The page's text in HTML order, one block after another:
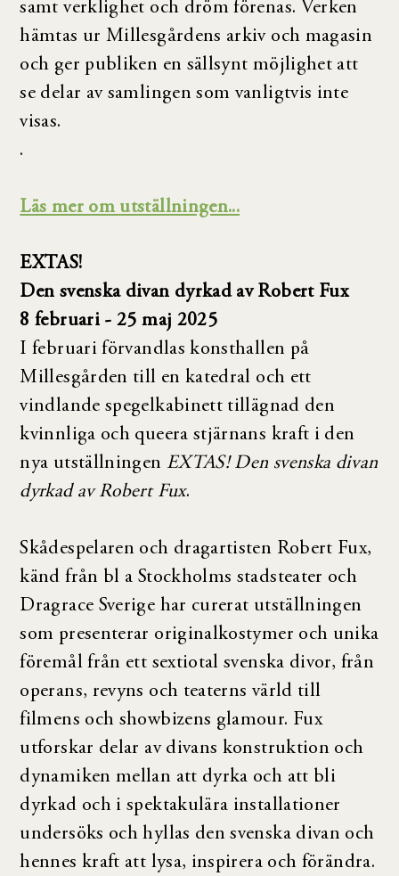
samt verklighet och dröm förenas. Verken
hämtas ur Millesgårdens arkiv och magasin
och ger publiken en sällsynt möjlighet att
se delar av samlingen som vanligtvis inte
visas.
.
Läs mer om utställningen...
EXTAS!
Den svenska divan dyrkad av Robert Fux
8 februari - 25 maj 2025
I februari förvandlas konsthallen på
Millesgården till en katedral och ett
vindlande spegelkabinett tillägnad den
kvinnliga och queera stjärnans kraft i den
nya utställningen EXTAS! Den svenska divan
dyrkad av Robert Fux.
Skådespelaren och dragartisten Robert Fux,
känd från bl a Stockholms stadsteater och
Dragrace Sverige har curerat utställningen
som presenterar originalkostymer och unika
föremål från ett sextiotal svenska divor, från
operans, revyns och teaterns värld till
filmens och showbizens glamour. Fux
utforskar delar av divans konstruktion och
dynamiken mellan att dyrka och att bli
dyrkad och i spektakulära installationer
undersöks och hyllas den svenska divan och
hennes kraft att lysa, inspirera och förändra.